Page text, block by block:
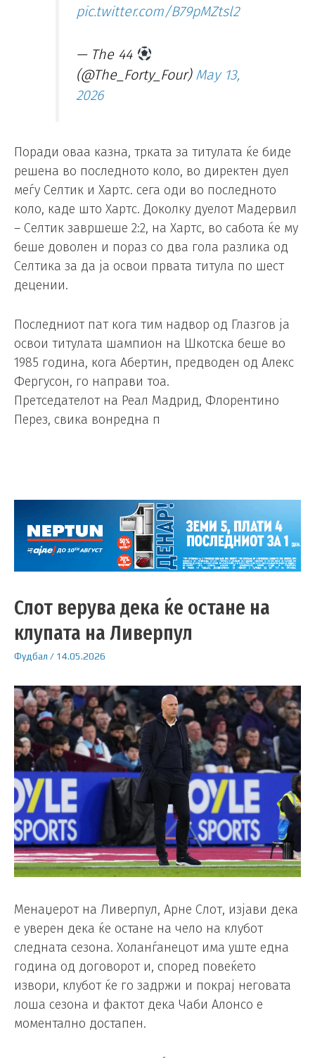
pic.twitter.com/B79pMZtsl2
— The 44
(@The_Forty_Four) May 13,
2026
Поради оваа казна, трката за титулата ќе биде
решена во последното коло, во директен дуел
меѓу Селтик и Хартс. сега оди во последното
коло, каде што Хартс. Доколку дуелот Мадервил
– Селтик завршеше 2:2, на Хартс, во сабота ќе му
беше доволен и пораз со два гола разлика од
Селтика за да ја освои првата титула по шест
децении.
Последниот пат кога тим надвор од Глазгов ја
освои титулата шампион на Шкотска беше во
1985 година, кога Абертин, предводен од Алекс
Фергусон, го направи тоа.
Претседателот на Реал Мадрид, Флорентино
Перез, свика вонредна п
Слот верува дека ќе остане на
клупата на Ливерпул
Фудбал / 14.05.2026
Менаџерот на Ливерпул, Арне Слот, изјави дека
е уверен дека ќе остане на чело на клубот
следната сезона. Холанѓанецот има уште една
година од договорот и, според повеќето
извори, клубот ќе го задржи и покрај неговата
лоша сезона и фактот дека Чаби Алонсо е
моментално достапен.